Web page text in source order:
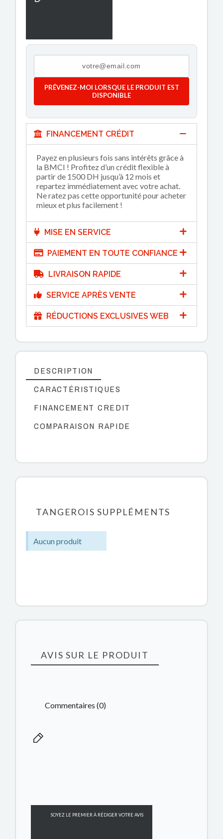
PRÉVENEZ-MOI LORSQUE LE PRODUIT EST
DISPONIBLE
FINANCEMENT CRÉDIT
Payez en plusieurs fois sans intérêts grâce à
la BMCI ! Profitez d’un crédit flexible à
partir de 1500 DH jusqu’à 12 mois et
repartez immédiatement avec votre achat.
Ne ratez pas cette opportunité pour acheter
mieux et plus facilement !
MISE EN SERVICE
PAIEMENT EN TOUTE CONFIANCE
LIVRAISON RAPIDE
SERVICE APRÈS VENTE
RÉDUCTIONS EXCLUSIVES WEB
DESCRIPTION
CARACTÉRISTIQUES
FINANCEMENT CREDIT
COMPARAISON RAPIDE
TANGEROIS SUPPLÉMENTS
Aucun produit
AVIS SUR LE PRODUIT
Commentaires (0)
SOYEZ LE PREMIER À RÉDIGER VOTRE AVIS